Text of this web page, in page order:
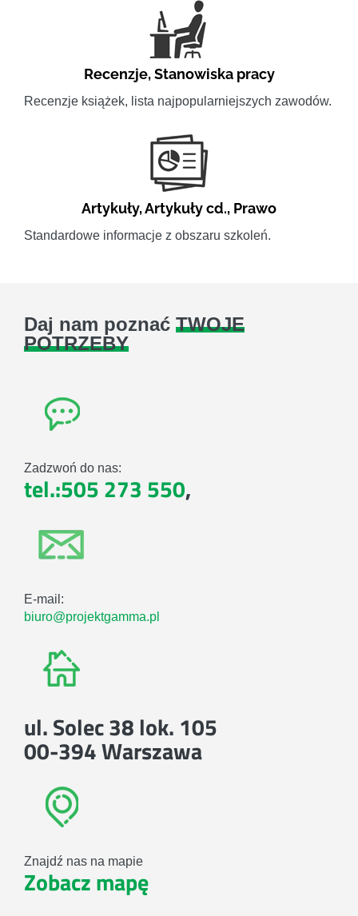
Recenzje,Stanowiska pracy
Recenzje książek, lista najpopularniejszych zawodów.
Artykuły,Artykuły cd., Prawo
Standardowe informacje z obszaru szkoleń.
Daj nam poznać TWOJE
POTRZEBY
Zadzwoń do nas:
tel.:505 273 550,
E-mail:
biuro@projektgamma.pl
ul. Solec 38 lok. 105
00-394 Warszawa
Znajdź nas na mapie
Zobacz mapę